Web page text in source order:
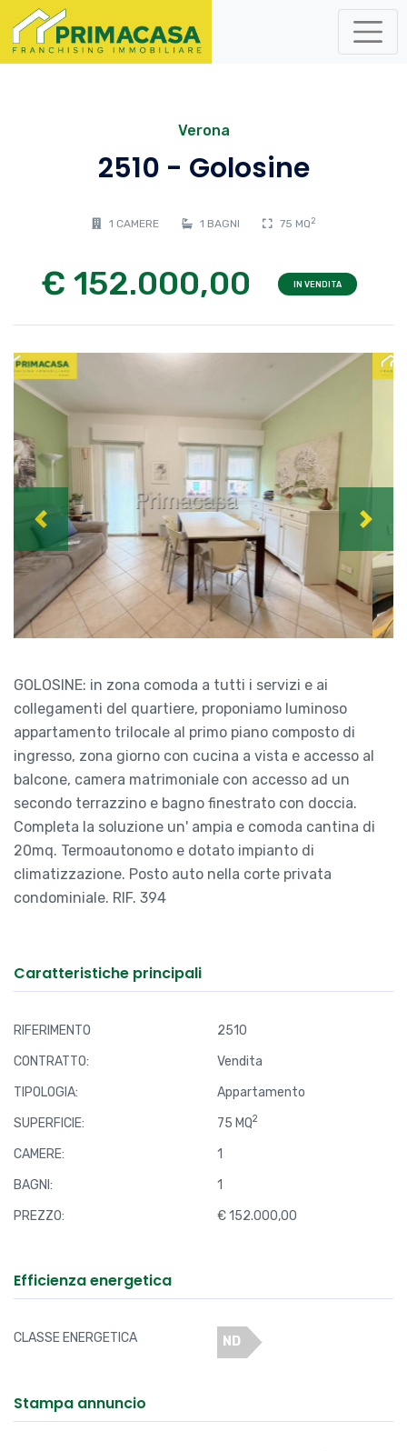
Verona
2510 - Golosine
1 CAMERE 1 BAGNI 75 MQ 2
€ 152.000,00 IN VENDITA
Previous Next
GOLOSINE: in zona comoda a tutti i servizi e ai
collegamenti del quartiere, proponiamo luminoso
appartamento trilocale al primo piano composto di
ingresso, zona giorno con cucina a vista e accesso al
balcone, camera matrimoniale con accesso ad un
secondo terrazzino e bagno finestrato con doccia.
Completa la soluzione un' ampia e comoda cantina di
20mq. Termoautonomo e dotato impianto di
climatizzazione. Posto auto nella corte privata
condominiale. RIF. 394
Caratteristiche principali
RIFERIMENTO
2510
CONTRATTO:
Vendita
TIPOLOGIA:
Appartamento
SUPERFICIE:
75 MQ2
CAMERE:
1
BAGNI:
1
PREZZO:
€ 152.000,00
Efficienza energetica
CLASSE ENERGETICA ND
Stampa annuncio